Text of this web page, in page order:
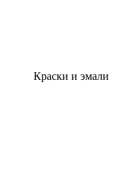
Краски и эмали